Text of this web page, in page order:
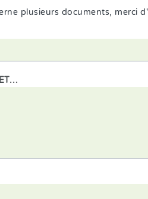
plusieurs documents, merci